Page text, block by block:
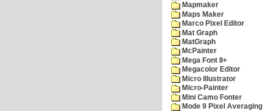
Mapmaker
Maps Maker
Marco Pixel Editor
Mat Graph
MatGraph
McPainter
Mega Font II+
Megacolor Editor
Micro Illustrator
Micro-Painter
Mini Camo Fonter
Mode 9 Pixel Averaging